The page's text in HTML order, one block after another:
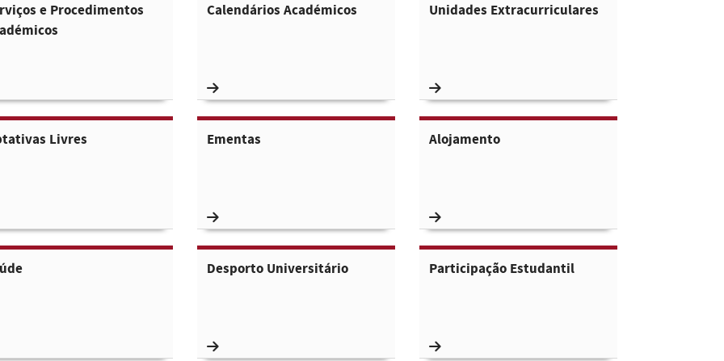
e Procedimentos
Calendários Académicos Unidades Extracurriculares
Livres Ementas Alojamento
Desporto Universitário Participação Estudantil